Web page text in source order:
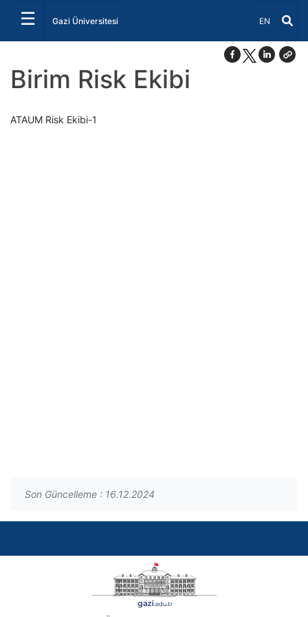
☰ Gazi Üniversitesi Dil Seçiniz
EN
Birim Risk Ekibi
ATAUM Risk Ekibi-1
Son Güncelleme : 16.12.2024